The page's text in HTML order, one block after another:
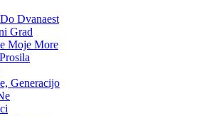
Dvanaest
Grad
Moje More
Generacijo